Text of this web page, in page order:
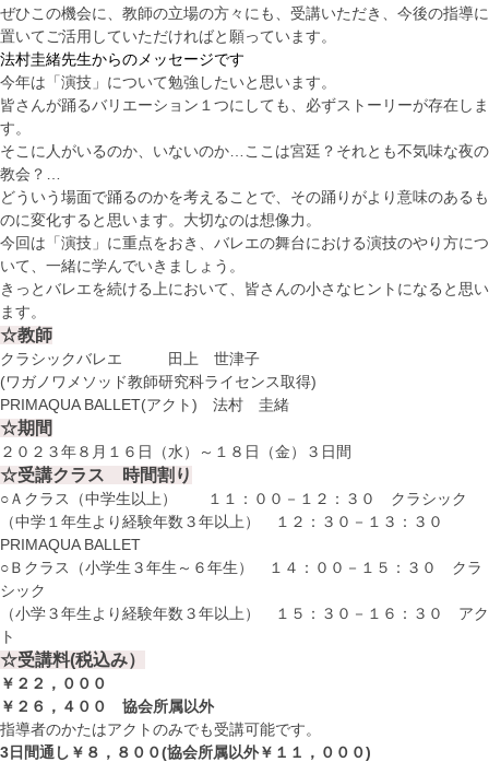
ぜひこの機会に、教師の立場の方々にも、受講いただき、今後の指導に
置いてご活用していただければと願っています。
法村圭緒先生からのメッセージです
今年は「演技」について勉強したいと思います。
皆さんが踊るバリエーション１つにしても、必ずストーリーが存在しま
す。
そこに人がいるのか、いないのか…ここは宮廷？それとも不気味な夜の
教会？…
どういう場面で踊るのかを考えることで、その踊りがより意味のあるも
のに変化すると思います。大切なのは想像力。
今回は「演技」に重点をおき、バレエの舞台における演技のやり方につ
いて、一緒に学んでいきましょう。
きっとバレエを続ける上において、皆さんの小さなヒントになると思い
ます。
☆教師
クラシックバレエ 田上 世津子
(ワガノワメソッド教師研究科ライセンス取得)
PRIMAQUA BALLET(アクト) 法村 圭緒
☆期間
２０２３年８月１６日（水）～１８日（金）３日間
☆受講クラス 時間割り
○Ａクラス（中学生以上） １１：００－１２：３０ クラシック
（中学１年生より経験年数３年以上） １２：３０－１３：３０
PRIMAQUA BALLET
○Ｂクラス（小学生３年生～６年生） １４：００－１５：３０ クラ
シック
（小学３年生より経験年数３年以上） １５：３０－１６：３０ アク
ト
☆受講料(税込み）
￥２２，０００
￥２６，４００ 協会所属以外
指導者のかたはアクトのみでも受講可能です。
3日間通し￥８，８００(協会所属以外￥１１，０００)